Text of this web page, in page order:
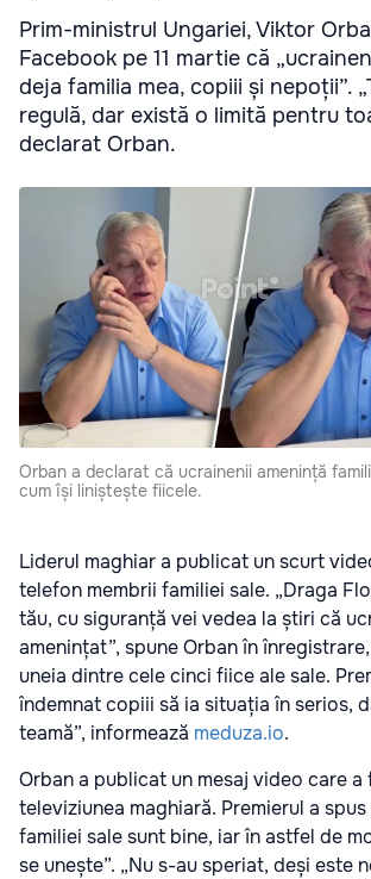
Prim-ministrul Ungariei, Viktor
Facebook pe 11 martie că
deja familia mea, copiii și nepoții”.
regulă, dar există o limită pentru
declarat Orban.
Orban a declarat că ucrainenii amenință
cum își liniștește fiicele.
Liderul maghiar a publicat un scurt
telefon membrii familiei sale. „Draga
tău, cu siguranță vei vedea la știri că
amenințat”, spune Orban în
uneia dintre cele cinci fiice ale sale.
îndemnat copiii să ia situația în serios,
teamă”, informează meduza.io.
Orban a publicat un mesaj video care
televiziunea maghiară. Premierul a
familiei sale sunt bine, iar în astfel de
se unește”. „Nu s-au speriat, deși este